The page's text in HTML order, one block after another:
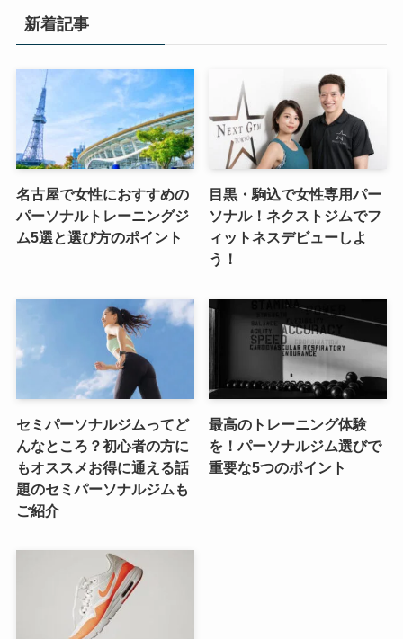
新着記事
名古屋で女性におすすめの
パーソナルトレーニングジ
ム5選と選び方のポイント
目黒・駒込で女性専用パー
ソナル！ネクストジムでフ
ィットネスデビューしよ
う！
セミパーソナルジムってど
んなところ？初心者の方に
もオススメお得に通える話
題のセミパーソナルジムも
ご紹介
最高のトレーニング体験
を！パーソナルジム選びで
重要な5つのポイント